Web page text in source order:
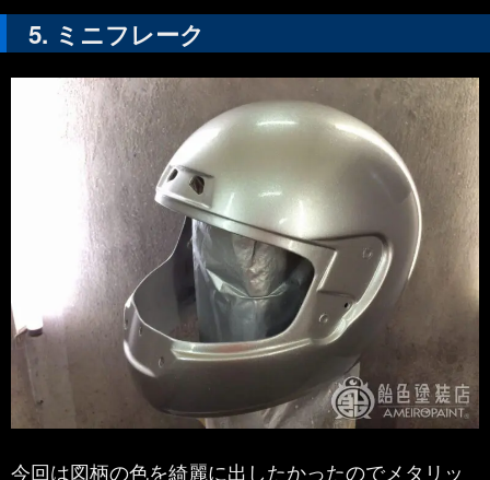
ミニフレーク
今回は図柄の色を綺麗に出したかったのでメタリッ